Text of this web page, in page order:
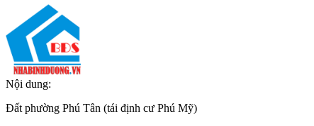
Nội dung:
Đất phường Phú Tân (tái định cư Phú Mỹ)